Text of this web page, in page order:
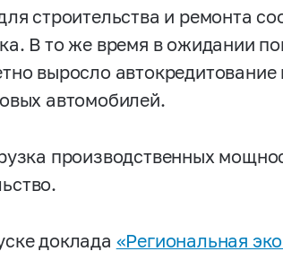
строительства и ремонта
В то же время в ожидании
выросло автокредитование
автомобилей.
производственных
доклада «Региональная